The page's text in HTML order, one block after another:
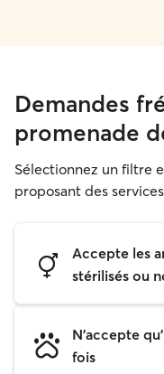
Demandes
promenade
Sélectionnez un filtre
proposant des
Accepte les
stérilisés ou
N'accepte
fois